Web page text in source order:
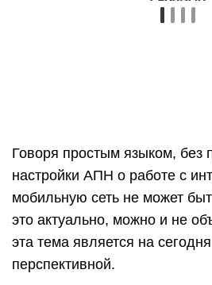
Говоря простым языком, без
настройки АПН о работе с
мобильную сеть не может
это актуально, можно и не
эта тема является на
перспективной.